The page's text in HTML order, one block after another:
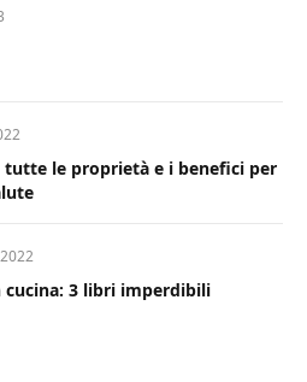
tutte le proprietà e i benefici per
cucina: 3 libri imperdibili